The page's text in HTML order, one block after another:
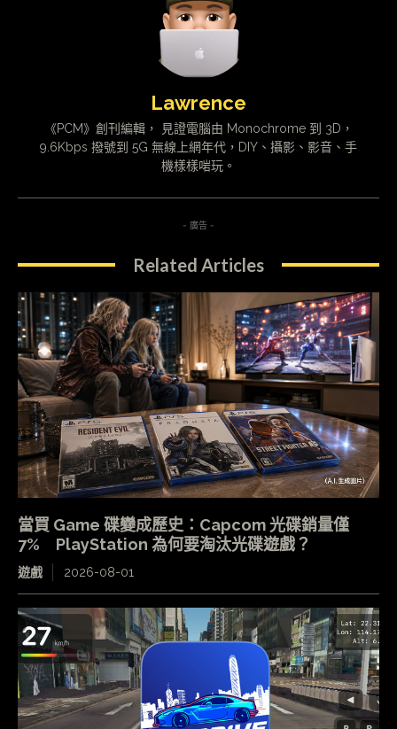
Lawrence
《PCM》創刊編輯， 見證電腦由 Monochrome 到 3D，
9.6Kbps 撥號到 5G 無線上網年代，DIY、攝影、影音、手
機樣樣啱玩。
- 廣告 -
Related Articles
當買 Game 碟變成歷史：Capcom 光碟銷量僅
7% PlayStation 為何要淘汰光碟遊戲？
遊戲 2026-08-01